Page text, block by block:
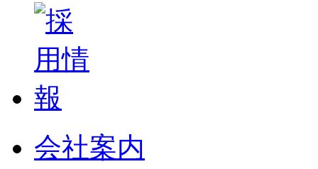
会社案内